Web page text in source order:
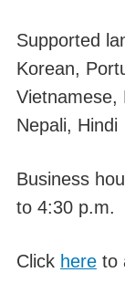
Supported
Korean,
Vietnamese,
Nepali, Hindi
Business
to 4:30 p.m.
Click hereto